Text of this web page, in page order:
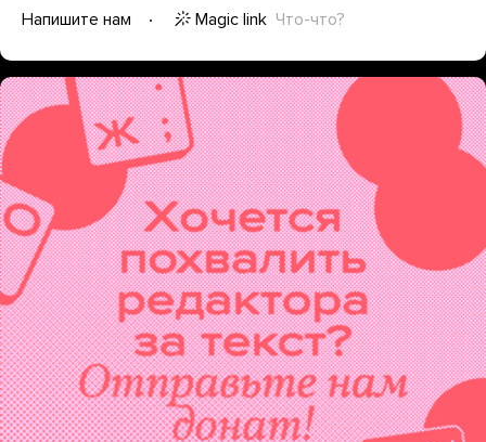
Напишите нам
Magic link Что-что?